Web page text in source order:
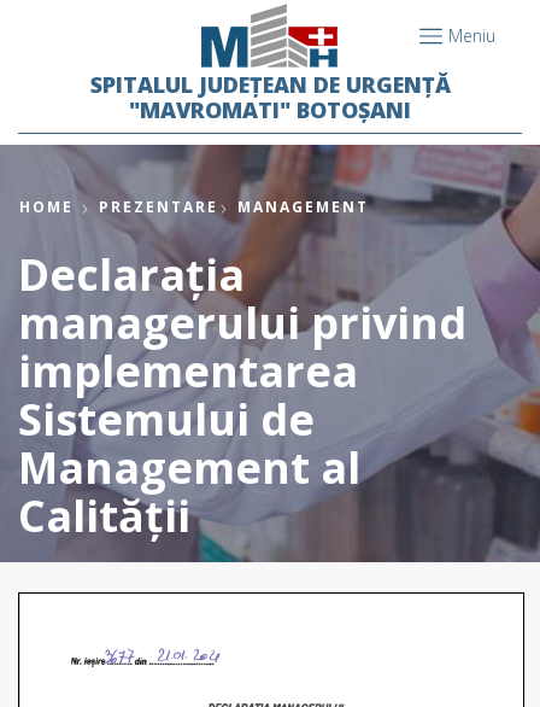
Meniu
SPITALUL JUDEȚEAN DE URGENȚĂ
"MAVROMATI" BOTOȘANI
HOME PREZENTARE MANAGEMENT
Declarația
managerului privind
implementarea
Sistemului de
Management al
Calității